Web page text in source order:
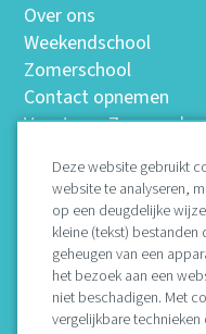
Over ons
Weekendschool
Zomerschool
Contact opnemen
Vacatures
Missie
Bestuur
Protocollen
Vertrouwenspersoon
ANBI en
Deze website gebruikt
website te analyseren,
op een deugdelijke
kleine (tekst)
geheugen van een
het bezoek aan een
niet beschadigen. Met
vergelijkbare